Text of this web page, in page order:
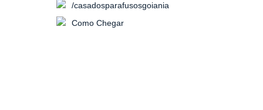
/casadosparafusosgoiania
Como Chegar